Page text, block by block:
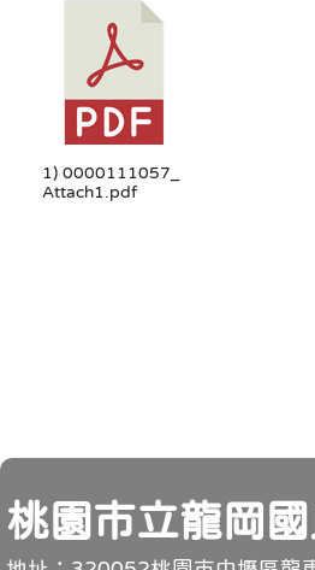
1) 0000111057_
Attach1.pdf
頁尾
桃園市立龍岡